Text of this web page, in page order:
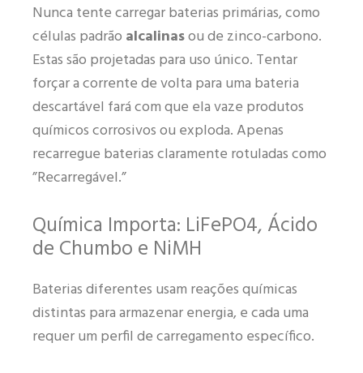
Nunca tente carregar baterias primárias, como
células padrão alcalinasou de zinco-carbono.
Estas são projetadas para uso único. Tentar
forçar a corrente de volta para uma bateria
descartável fará com que ela vaze produtos
químicos corrosivos ou exploda. Apenas
recarregue baterias claramente rotuladas como
”Recarregável.”
Química Importa: LiFePO4, Ácido
de Chumbo e NiMH
Baterias diferentes usam reações químicas
distintas para armazenar energia, e cada uma
requer um perfil de carregamento específico.